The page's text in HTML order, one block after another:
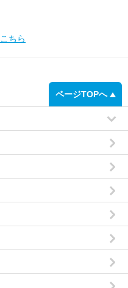
こちら
ページTOPへ